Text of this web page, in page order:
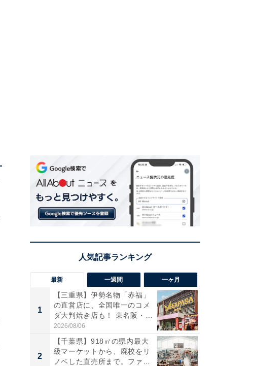
最新 一週間 一ヶ月
1
【三重県】伊勢名物「赤福」
の直営店に、全国唯一のコメ
ダ大判焼き店も！ 東名阪・
伊...
2026/08/06
2
【千葉県】918㎡の県内最大
級マーケットから、廃校をリ
ノベした直売所まで。ファ